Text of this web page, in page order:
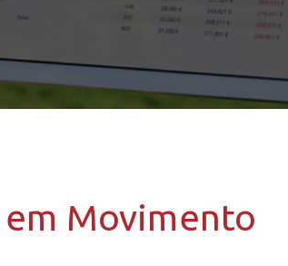
Movimento